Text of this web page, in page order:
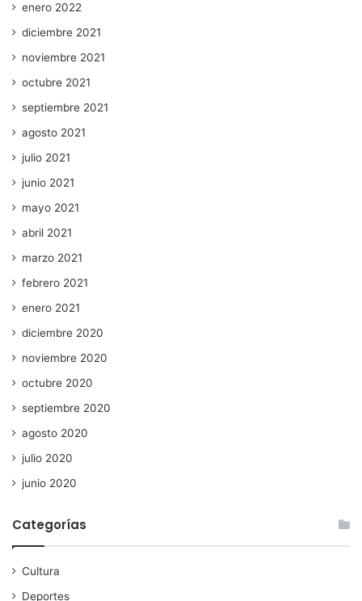
enero 2022
diciembre 2021
noviembre 2021
octubre 2021
septiembre 2021
agosto 2021
julio 2021
junio 2021
mayo 2021
abril 2021
marzo 2021
febrero 2021
enero 2021
diciembre 2020
noviembre 2020
octubre 2020
septiembre 2020
agosto 2020
julio 2020
junio 2020
Categorías
Cultura
Deportes